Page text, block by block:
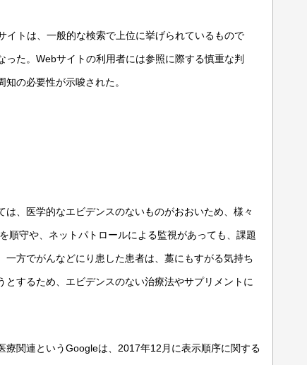
トは、一般的な検索で上位に挙げられているもので
た。Webサイトの利用者には参照に際する慎重な判
の必要性が示唆された。
、医学的なエビデンスのないものがおおいため、様々
順守や、ネットパトロールによる監視があっても、課題
方でがんなどにり患した患者は、藁にもすがる気持ち
するため、エビデンスのない治療法やサプリメントに
関連というGoogleは、2017年12月に表示順序に関する